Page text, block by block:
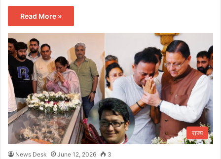
Read More »
राज्य
News Desk June 12, 2026 3